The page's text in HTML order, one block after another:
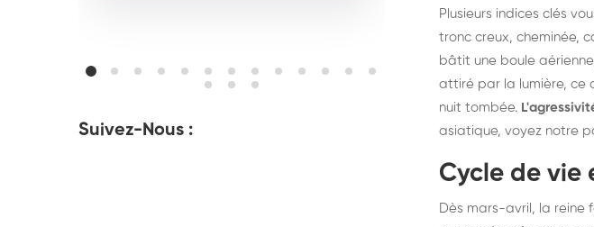
Suivez-Nous :
Plusieurs indices clés
tronc creux, cheminée,
bâtit une boule
attiré par la lumière, ce
nuit tombée.
asiatique, voyez notre
Cycle de
Dès mars-avril, la reine